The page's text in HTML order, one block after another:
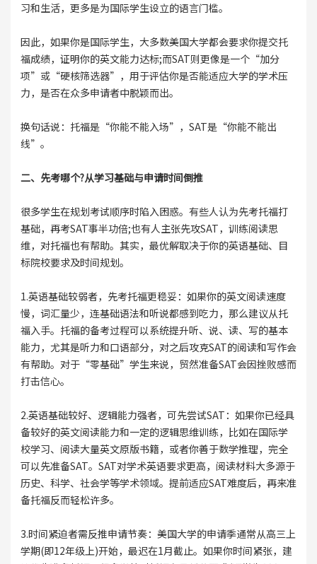
习和生活，更多是为国际学生设立的语言门槛。
因此，如果你是国际学生，大多数美国大学都会要求你提交托
福成绩，证明你的英文能力达标;而SAT则更像是一个“加分
项”或“硬核筛选器”，用于评估你是否能适应大学的学术压
力，是否在众多申请者中脱颖而出。
换句话说：托福是“你能不能入场”，SAT是“你能不能出
线”。
二、先考哪个?从学习基础与申请时间倒推
很多学生在规划考试顺序时陷入困惑。有些人认为先考托福打
基础，再考SAT事半功倍;也有人主张先攻SAT，训练阅读思
维，对托福也有帮助。其实，最优解取决于你的英语基础、目
标院校要求及时间规划。
1.英语基础较弱者，先考托福更稳妥：如果你的英文阅读速度
慢，词汇量少，连基础语法和听说都感到吃力，那么建议从托
福入手。托福的备考过程可以系统提升听、说、读、写的基本
能力，尤其是听力和口语部分，对之后攻克SAT的阅读和写作会
有帮助。对于“零基础”学生来说，贸然准备SAT会因挫败感而
打击信心。
2.英语基础较好、逻辑能力强者，可先尝试SAT：如果你已经具
备较好的英文阅读能力和一定的逻辑思维训练，比如在国际学
校学习、阅读大量英文原版书籍，或者你善于数学推理，完全
可以先准备SAT。SAT对学术英语要求更高，阅读材料大多源于
历史、科学、社会学等学术领域。提前适应SAT难度后，再来准
备托福反而轻松许多。
3.时间紧迫者需反推申请节奏：美国大学的申请季通常从高三上
学期(即12年级上)开始，最迟在1月截止。如果你时间紧张，建